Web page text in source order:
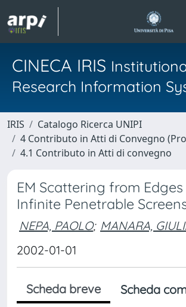
CINECA IRIS
Research Information
IRIS
Catalogo Ricerca UNIPI
4 Contributo in Atti di Convegno
4.1 Contributo in Atti di convegno
EM Scattering from
Infinite Penetrable
NEPA, PAOLO; MANARA,
2002-01-01
Scheda breve
Scheda